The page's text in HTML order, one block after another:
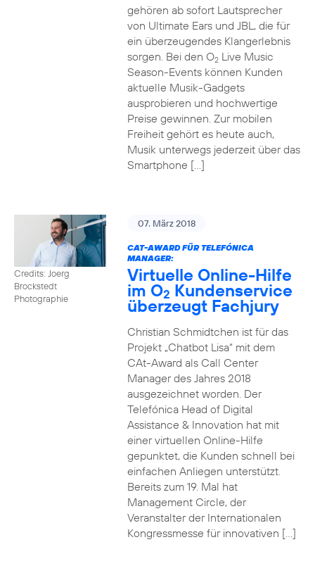
gehören ab sofort Lautsprecher
von Ultimate Ears und JBL, die für
ein überzeugendes Klangerlebnis
sorgen. Bei den O2Live Music
Season-Events können Kunden
aktuelle Musik-Gadgets
ausprobieren und hochwertige
Preise gewinnen. Zur mobilen
Freiheit gehört es heute auch,
Musik unterwegs jederzeit über das
Smartphone […]
Credits: Joerg
Brockstedt
Photographie
07. März 2018
CAT-AWARD FÜR TELEFÓNICA
MANAGER:
Virtuelle Online-Hilfe
im O2 Kundenservice
überzeugt Fachjury
Christian Schmidtchen ist für das
Projekt „Chatbot Lisa“ mit dem
CAt-Award als Call Center
Manager des Jahres 2018
ausgezeichnet worden. Der
Telefónica Head of Digital
Assistance & Innovation hat mit
einer virtuellen Online-Hilfe
gepunktet, die Kunden schnell bei
einfachen Anliegen unterstützt.
Bereits zum 19. Mal hat
Management Circle, der
Veranstalter der Internationalen
Kongressmesse für innovativen […]